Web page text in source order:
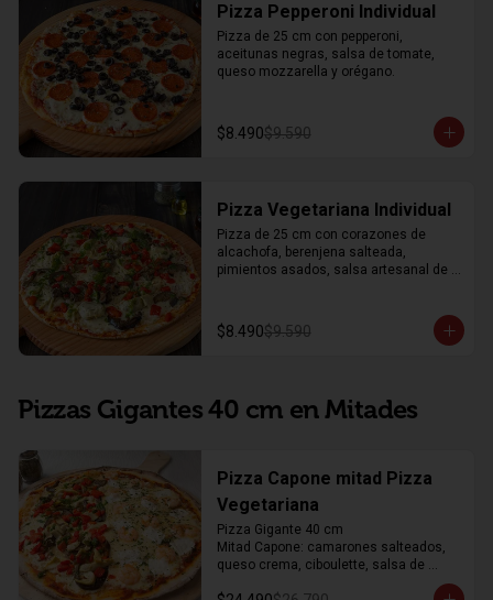
Pizza Pepperoni Individual
Pizza de 25 cm con pepperoni,
aceitunas negras, salsa de tomate,
queso mozzarella y orégano.
$8.490$9.590
Pizza Vegetariana Individual
Pizza de 25 cm con corazones de
alcachofa, berenjena salteada,
pimientos asados, salsa artesanal de
$8.490$9.590
Pizzas Gigantes 40 cm en Mitades
Pizza Capone mitad Pizza
Vegetariana
Pizza Gigante 40 cm
Mitad Capone: camarones salteados,
queso crema, ciboulette, salsa de